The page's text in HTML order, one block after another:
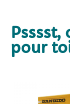
Psssst,
pour